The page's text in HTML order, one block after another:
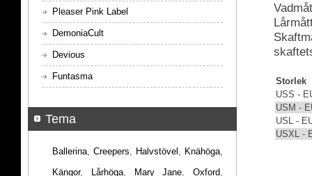
Storlek
USS -
USM -
USL -
USXL -
Pleaser Pink Label
DemoniaCult
Devious
Funtasma
Tema
Ballerina, Creepers, Halvstövel , Knähöga,
Kängor, Lårhöga, Mary Jane, Oxford,